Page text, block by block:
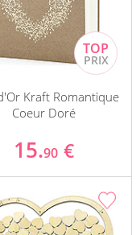
Kraft Romantique
Coeur Doré
15.90 €